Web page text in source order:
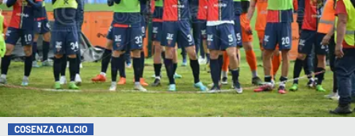
COSENZA CALCIO